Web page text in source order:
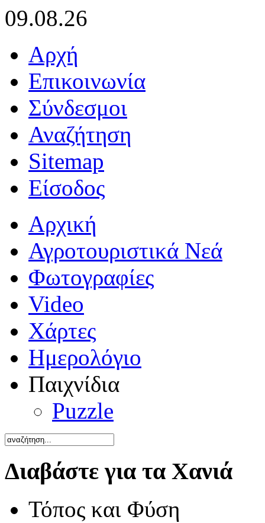
09.08.26
Αρχή
Επικοινωνία
Σύνδεσμοι
Αναζήτηση
Sitemap
Είσοδος
Αρχική
Αγροτουριστικά Νεά
Φωτογραφίες
Video
Χάρτες
Ημερολόγιο
Παιχνίδια
Puzzle
Διαβάστε για τα Χανιά
Τόπος και Φύση